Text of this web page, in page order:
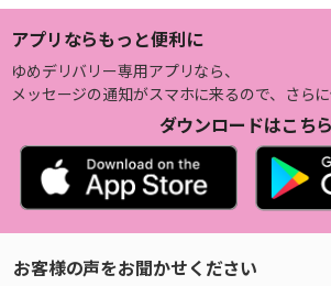
アプリならもっと便利に
ゆめデリバリー専用アプリなら、
メッセージの通知がスマホに来るので、さらに
ダウンロードはこちら
お客様の声をお聞かせください